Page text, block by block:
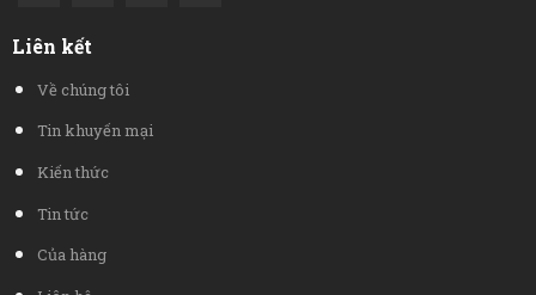
Liên kết
Về chúng tôi
Tin khuyến mại
Kiến thức
Tin tức
Của hàng